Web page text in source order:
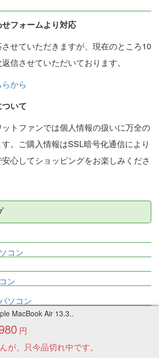
MacBook Air 13.3..
円
が、只今品切れ中です。
フォームより対応
せていただきますが、現在のところ10
信させていただいております。
から
いて
トファンでは個人情報の扱いに万全の
。ご購入情報はSSL暗号化通信により
心してショッピングをお楽しみくださ
コン
ン
ソコン
グPC 4画面
グPC 6画面
グPC 8画面